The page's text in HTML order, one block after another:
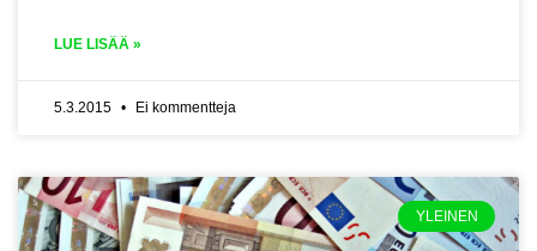
LUE LISÄÄ »
5.3.2015 Ei kommentteja
YLEINEN